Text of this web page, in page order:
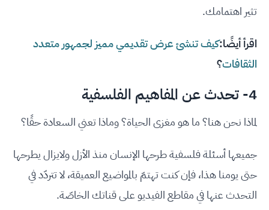
تثير اهتمامك.
اقرأ أيضًا:كيف تنشئ عرض تقديمي مميز لجمهور متعدد
الثقافات؟
4- تحدث عن المفاهيم الفلسفية
لماذا نحن هنا؟ ما هو مغزى الحياة؟ وماذا تعني السعادة حقًا؟
جميعها أسئلة فلسفية طرحها الإنسان منذ الأزل ولايزال يطرحها
حتى يومنا هذا، فإن كنت تهتمّ بالمواضيع العميقة، لا تتردّد في
التحدث عنها في مقاطع الفيديو على قناتك الخاصّة.